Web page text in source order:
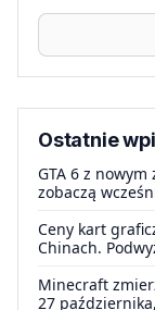
Ostatnie
GTA 6 z
zobaczą
Ceny kart
Chinach.
Minecraft
27